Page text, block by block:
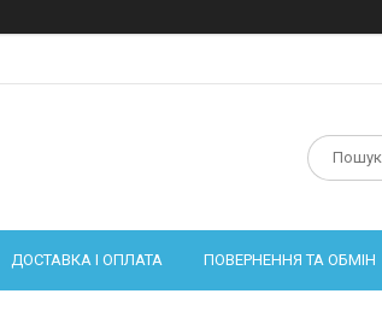
ДОСТАВКА І ОПЛАТА ПОВЕРНЕННЯ ТА ОБМІН